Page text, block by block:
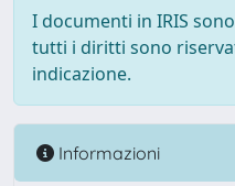
I documenti in IRIS
tutti i diritti sono
indicazione.
Informazioni